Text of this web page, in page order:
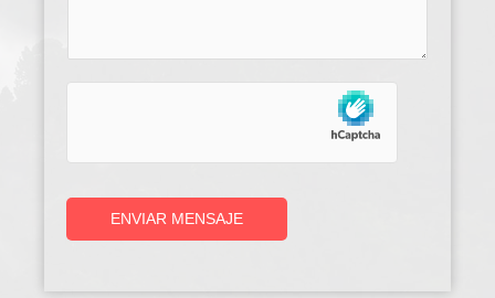
ENVIAR MENSAJE